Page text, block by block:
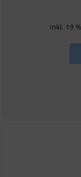
inkl. 19